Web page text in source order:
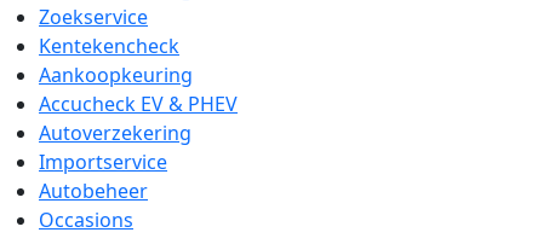
Zoekservice
Kentekencheck
Aankoopkeuring
Accucheck EV & PHEV
Autoverzekering
Importservice
Autobeheer
Occasions